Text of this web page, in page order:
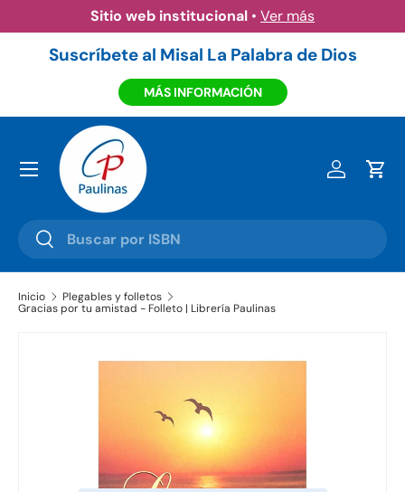
Ir al contenido
Sitio web institucional • Ver más
Suscríbete al Misal La Palabra de Dios
MÁS INFORMACIÓN
Buscar
Buscar
Iniciar
Menú
Inicio
Plegables y folletos
Gracias por tu amistad - Folleto | Librería Paulinas